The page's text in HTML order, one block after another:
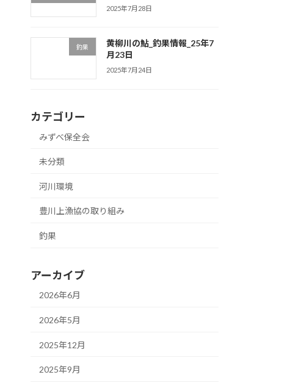
2025年7月28日
釣果
黄柳川の鮎_釣果情報_25年7
月23日
2025年7月24日
カテゴリー
みずべ保全会
未分類
河川環境
豊川上漁協の取り組み
釣果
アーカイブ
2026年6月
2026年5月
2025年12月
2025年9月